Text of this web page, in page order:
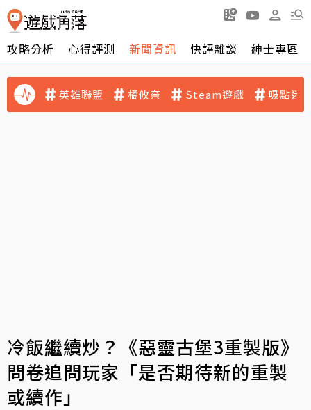
攻略分析 心得評測 新聞資訊 快評雜談 紳士專區
英雄聯盟 橘攸奈 Steam遊戲 吸點迷
冷飯繼續炒？《惡靈古堡3重製版》
問卷追問玩家「是否期待新的重製
或續作」